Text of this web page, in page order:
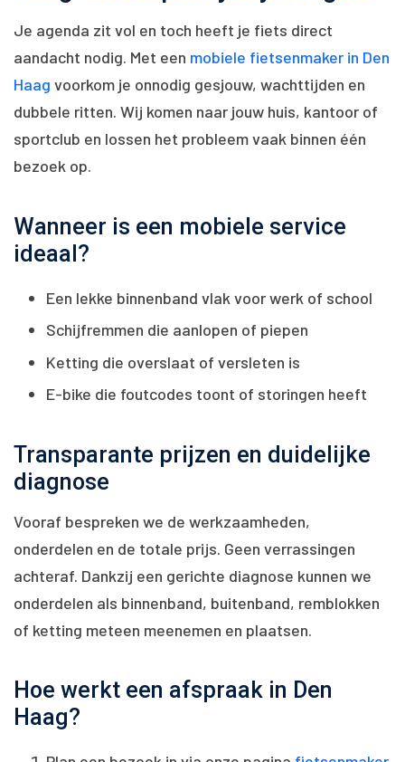
Je agenda zit vol en toch heeft je fiets direct
aandacht nodig. Met een mobiele fietsenmaker in Den
Haag voorkom je onnodig gesjouw, wachttijden en
dubbele ritten. Wij komen naar jouw huis, kantoor of
sportclub en lossen het probleem vaak binnen één
bezoek op.
Wanneer is een mobiele service
ideaal?
Een lekke binnenband vlak voor werk of school
Schijfremmen die aanlopen of piepen
Ketting die overslaat of versleten is
E-bike die foutcodes toont of storingen heeft
Transparante prijzen en duidelijke
diagnose
Vooraf bespreken we de werkzaamheden,
onderdelen en de totale prijs. Geen verrassingen
achteraf. Dankzij een gerichte diagnose kunnen we
onderdelen als binnenband, buitenband, remblokken
of ketting meteen meenemen en plaatsen.
Hoe werkt een afspraak in Den
Haag?